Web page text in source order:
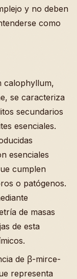
y no deben
como
calophyllum,
se caracteriza
secundarios
esenciales.
esenciales
cumplen
o patógenos.
de masas
de esta
de β-mirce-
representa